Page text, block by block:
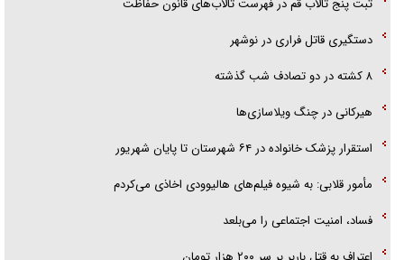
ثبت پنج تالاب قم در فهرست تالاب‌های قانون حفاظت
دستگیری قاتل فراری در نوشهر
۸ کشته در دو تصادف شب گذشته
هیرکانی در چنگ ویلاسازی‌ها
‌استقرار پزشک خانواده در ۶۴ شهرستان تا پایان شهریور
مأمور قلابی: به شیوه فیلم‌های هالیوودی اخاذی می‌کردم
فساد، امنیت اجتماعی را می‌بلعد